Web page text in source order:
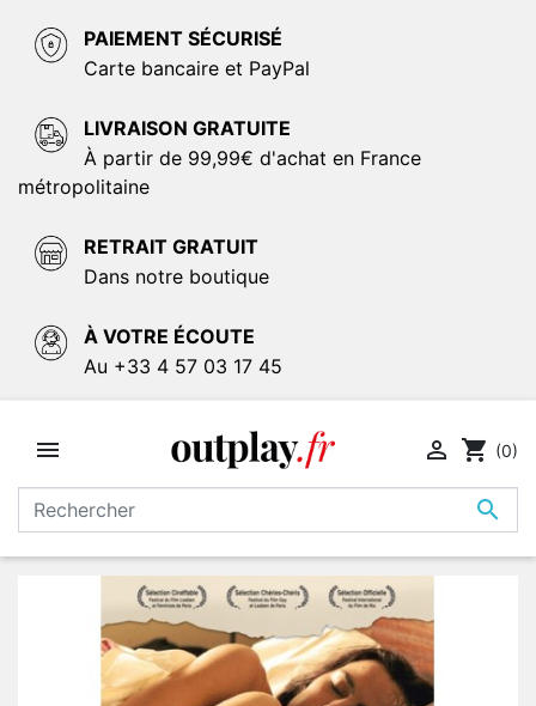
PAIEMENT SÉCURISÉ
Carte bancaire et PayPal
LIVRAISON GRATUITE
À partir de 99,99€ d'achat en France
métropolitaine
RETRAIT GRATUIT
Dans notre boutique
À VOTRE ÉCOUTE
Au +33 4 57 03 17 45


 shopping_cart (0)